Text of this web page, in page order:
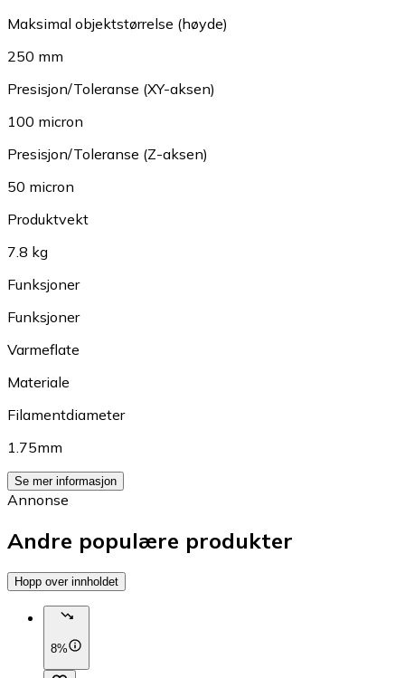
Maksimal objektstørrelse (høyde)
250 mm
Presisjon/Toleranse (XY-aksen)
100 micron
Presisjon/Toleranse (Z-aksen)
50 micron
Produktvekt
7.8 kg
Funksjoner
Funksjoner
Varmeflate
Materiale
Filamentdiameter
1.75mm
Se mer informasjon
Annonse
Andre populære produkter
Hopp over innholdet
8%